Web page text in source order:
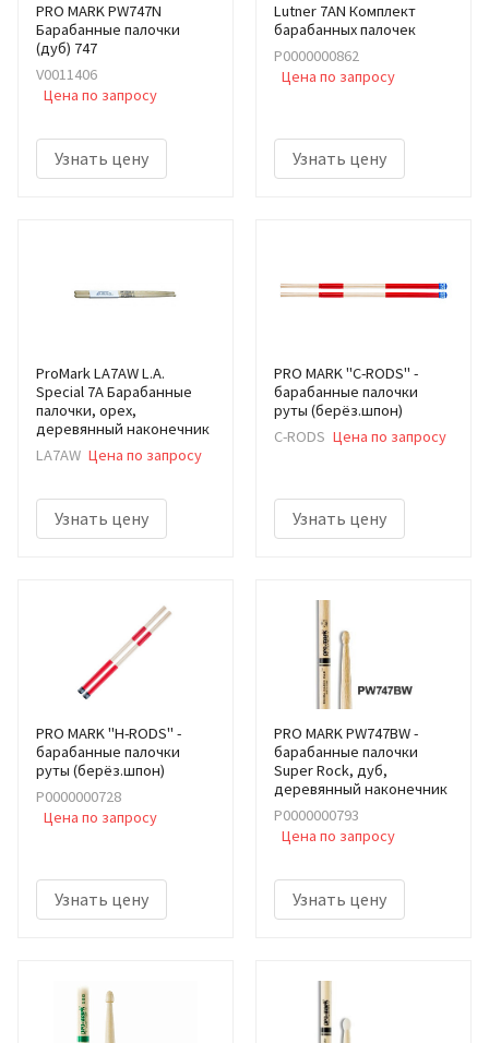
PRO MARK PW747N
Барабанные палочки
(дуб) 747
V0011406
Цена по запросу
Узнать цену
Lutner 7AN Комплект
барабанных палочек
Р0000000862
Цена по запросу
Узнать цену
ProMark LA7AW L.A.
Special 7A Барабанные
палочки, орех,
деревянный наконечник
LA7AW Цена по запросу
Узнать цену
PRO MARK "C-RODS" -
барабанные палочки
руты (берёз.шпон)
C-RODS Цена по запросу
Узнать цену
PRO MARK "H-RODS" -
барабанные палочки
руты (берёз.шпон)
Р0000000728
Цена по запросу
Узнать цену
PRO MARK PW747BW -
барабанные палочки
Super Rock, дуб,
деревянный наконечник
Р0000000793
Цена по запросу
Узнать цену